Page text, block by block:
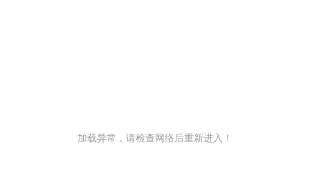
加载异常，请检查网络后重新进入！